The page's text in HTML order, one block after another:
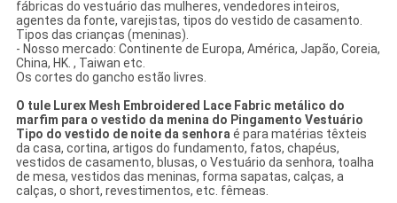
fábricas do vestuário das mulheres, vendedores inteiros,
agentes da fonte, varejistas, tipos do vestido de casamento.
Tipos das crianças (meninas).
- Nosso mercado: Continente de Europa, América, Japão, Coreia,
China, HK. , Taiwan etc.
Os cortes do gancho estão livres.
O tule Lurex Mesh Embroidered Lace Fabric metálico do
marfim para o vestido da menina do Pingamento Vestuário
Tipo do vestido de noite da senhoraé para matérias têxteis
da casa, cortina, artigos do fundamento, fatos, chapéus,
vestidos de casamento, blusas, o Vestuário da senhora, toalha
de mesa, vestidos das meninas, forma sapatas, calças, a
calças, o short, revestimentos, etc. fêmeas.